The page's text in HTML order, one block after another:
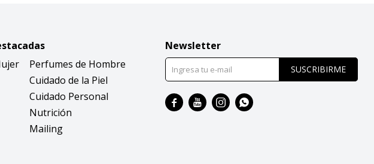
Perfumes de Hombre
Cuidado de la Piel
Cuidado Personal
Nutrición
Mailing
Newsletter
SUSCRIBIRME
   